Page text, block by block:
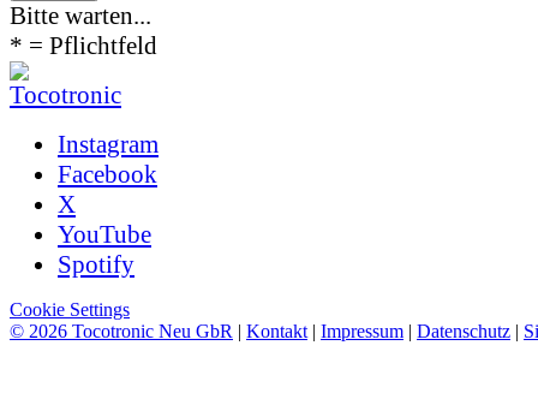
Bitte warten...
* = Pflichtfeld
Instagram
Facebook
X
YouTube
Spotify
Cookie Settings
© 2026 Tocotronic Neu GbR | Kontakt | Impressum | Datenschutz |